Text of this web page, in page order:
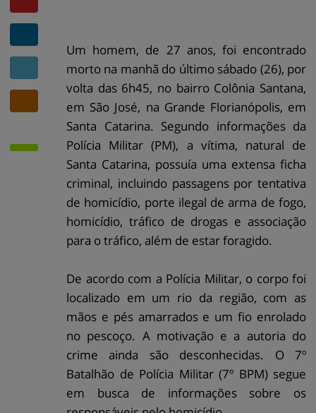
Um homem, de 27 anos, foi encontrado
morto na manhã do último sábado (26), por
volta das 6h45, no bairro Colônia Santana,
em São José, na Grande Florianópolis, em
Santa Catarina. Segundo informações da
Polícia Militar (PM), a vítima, natural de
Santa Catarina, possuía uma extensa ficha
criminal, incluindo passagens por tentativa
de homicídio, porte ilegal de arma de fogo,
homicídio, tráfico de drogas e associação
para o tráfico, além de estar foragido.
De acordo com a Polícia Militar, o corpo foi
localizado em um rio da região, com as
mãos e pés amarrados e um fio enrolado
no pescoço. A motivação e a autoria do
crime ainda são desconhecidas. O 7º
Batalhão de Polícia Militar (7º BPM) segue
em busca de informações sobre os